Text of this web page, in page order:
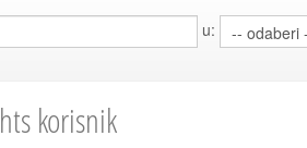
u:
hts korisnik